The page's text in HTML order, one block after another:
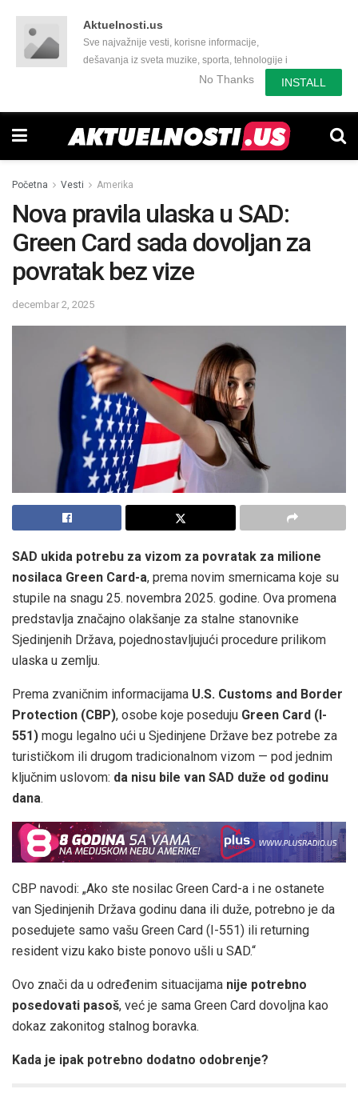
Aktuelnosti.us
Sve najvažnije vesti, korisne informacije,
dešavanja iz sveta muzike, sporta, tehnologije i
još mnogo toga zanimljivog.No Thanks INSTALL
Početna Vesti Amerika
Nova pravila ulaska u SAD:
Green Card sada dovoljan za
povratak bez vize
decembar 2, 2025
SAD ukida potrebu za vizom za povratak za milione
nosilaca Green Card-a, prema novim smernicama koje su
stupile na snagu 25. novembra 2025. godine. Ova promena
predstavlja značajno olakšanje za stalne stanovnike
Sjedinjenih Država, pojednostavljujući procedure prilikom
ulaska u zemlju.
Prema zvaničnim informacijama U.S. Customs and Border
Protection (CBP), osobe koje poseduju Green Card (I-
551) mogu legalno ući u Sjedinjene Države bez potrebe za
turističkom ili drugom tradicionalnom vizom — pod jednim
ključnim uslovom: da nisu bile van SAD duže od godinu
dana.
CBP navodi: „Ako ste nosilac Green Card-a i ne ostanete
van Sjedinjenih Država godinu dana ili duže, potrebno je da
posedujete samo vašu Green Card (I-551) ili returning
resident vizu kako biste ponovo ušli u SAD.“
Ovo znači da u određenim situacijama nije potrebno
posedovati pasoš, već je sama Green Card dovoljna kao
dokaz zakonitog stalnog boravka.
Kada je ipak potrebno dodatno odobrenje?